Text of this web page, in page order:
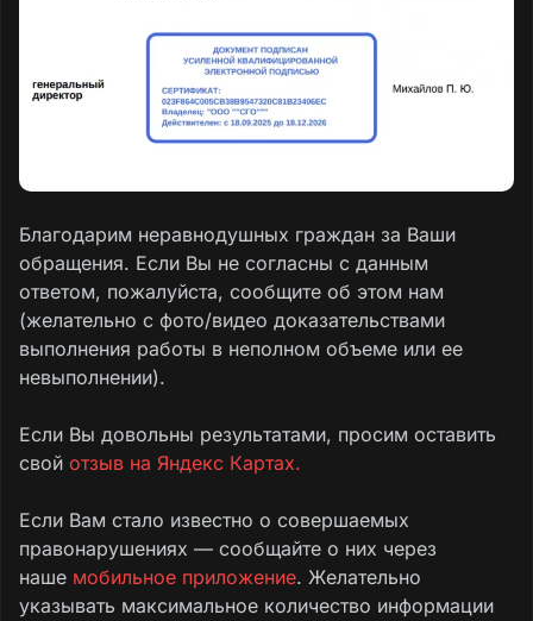
Благодарим неравнодушных граждан за Ваши
обращения. Если Вы не согласны с данным
ответом, пожалуйста, сообщите об этом нам
(желательно с фото/видео доказательствами
выполнения работы в неполном объеме или ее
невыполнении).
Если Вы довольны результатами, просим оставить
свой отзыв на Яндекс Картах.
Если Вам стало известно о совершаемых
правонарушениях — сообщайте о них через
наше мобильное приложение. Желательно
указывать максимальное количество информации